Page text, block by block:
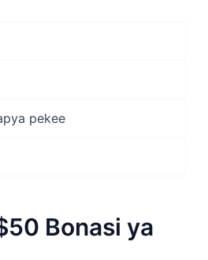
pekee
Bonasi ya